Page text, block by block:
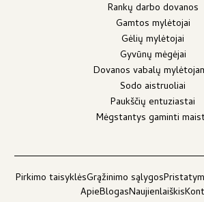
Rankų darbo dovanos
Gamtos mylėtojai
Gėlių mylėtojai
Gyvūnų mėgėjai
Dovanos vabalų
Sodo aistruoliai
Paukščių entuziastai
Mėgstantys gaminti
Pirkimo taisyklėsGrąžinimo sąlygos
ApieBlogasNaujienlaiškis